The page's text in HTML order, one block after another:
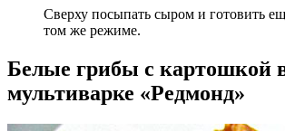
Сверху посыпать сыром и готовить
том же режиме.
Белые грибы с картошкой
мультиварке «Редмонд»